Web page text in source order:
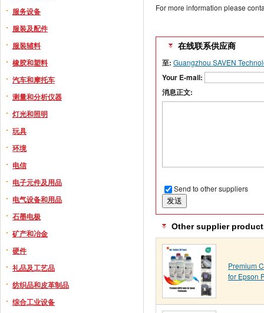
服务设备
服装及配件
服装辅料
橡胶和塑料
汽车和摩托车
测量和分析仪器
灯光和照明
玩具
环境
电信
电子元件及用品
电气设备和用品
石墨电极
矿产和冶金
硬件
礼品及工艺品
纺织品和皮革制品
综合工业设备
For more information please
在线联系供应商
至: Guangzhou SAVEN
Your E-mail:
消息正文:
Send to other suppliers
Other supplier
Premium
for Epson